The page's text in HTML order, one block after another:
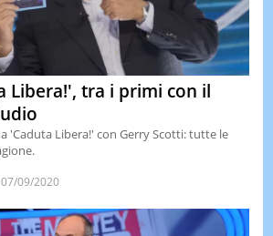
Libera!', tra i primi con il
'Caduta Libera!' con Gerry Scotti: tutte le
07/09/2020